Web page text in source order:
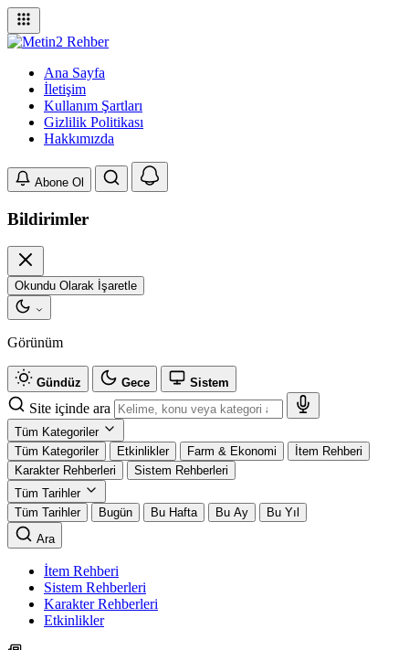
Ana Sayfa
İletişim
Kullanım Şartları
Gizlilik Politikası
Hakkımızda
Abone Ol
Bildirimler
Okundu Olarak İşaretle
Görünüm
Gündüz Gece Sistem
Site içinde ara
Tüm Kategoriler
Tüm Kategoriler
Etkinlikler Farm & Ekonomi
İtem Rehberi
Karakter Rehberleri
Sistem Rehberleri
Tüm Tarihler
Tüm Tarihler
Bugün Bu Hafta Bu Ay
Bu Yıl
Ara
İtem Rehberi
Sistem Rehberleri
Karakter Rehberleri
Etkinlikler